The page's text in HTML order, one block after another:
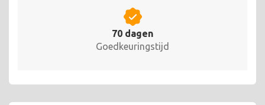
70 dagen
Goedkeuringstijd